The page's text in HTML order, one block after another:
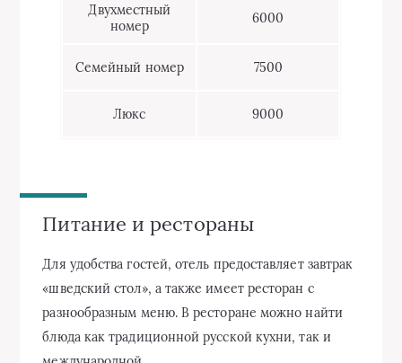
Двухместный
номер
6000
Семейный номер 7500
Люкс 9000
Питание и рестораны
Для удобства гостей, отель предоставляет завтрак
«шведский стол», а также имеет ресторан с
разнообразным меню. В ресторане можно найти
блюда как традиционной русской кухни, так и